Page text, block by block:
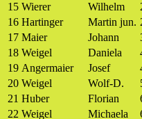
15 Wierer Wilhelm
16 Hartinger Martin jun.
17 Maier Johann
18 Weigel Daniela
19 Angermaier Josef
20 Weigel Wolf-D.
21 Huber Florian
22 Weigel Michaela